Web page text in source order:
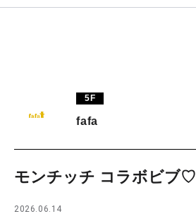
5F
fafa
モンチッチ コラボビブ♡
2026.06.14